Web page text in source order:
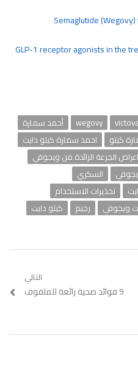
Semaglutide
GLP-1 receptor agonists in the
wegovy
أحمد سمارة
كيتو
احمد سمارة كيتو دايت
اعراض الجرعة الزائدة من ويجوفي
السكري
تحذيرات الاستخدام
ويجوفي رجيم
كيتو دايت
التالي
Next
9 فوائد صحية رائعة للملفوف